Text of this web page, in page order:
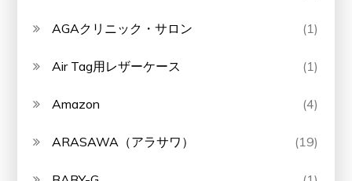
AGAクリニック・サロン (1)
Air Tag用レザーケース (1)
Amazon (4)
ARASAWA（アラサワ） (19)